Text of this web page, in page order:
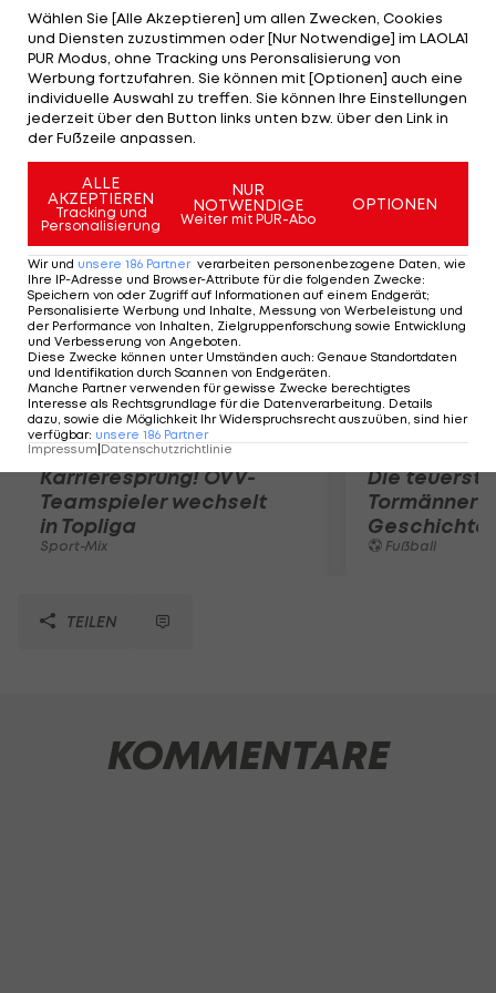
Duo setzt sich mit 6:4, 6:7 (10), 6:4, 6:3 durch. Im
Endspiel des bedeutendsten Rasenturniers der
Welt bekommen sie es mit Jonathan Marray und
Frederik Nielsen zu tun, die überraschend die
Bryan-Zwillinge Bob und Mike 6:4, 7:6 (9), 6:7 (4), 7:6
(5) bezwingen.
Mehr zum Thema
Karrieresprung! ÖVV-
Teamspieler wechselt
in Topliga
Sport-Mix
Die
Tormänner
Geschichte
Fußball
TEILEN
KOMMENTARE
Wählen Sie [Alle Akzeptieren] um allen Zwecken, Cookies
und Diensten zuzustimmen oder [Nur Notwendige] im LAOLA1
PUR Modus, ohne Tracking uns Peronsalisierung von
Werbung fortzufahren. Sie können mit [Optionen] auch eine
individuelle Auswahl zu treffen. Sie können Ihre Einstellungen
jederzeit über den Button links unten bzw. über den Link in
der Fußzeile anpassen.
ALLE
AKZEPTIEREN
Tracking und
Personalisierung
NUR
NOTWENDIGE
Weiter mit PUR-Abo
OPTIONEN
Wir und unsere 186 Partner verarbeiten personenbezogene Daten, wie
Ihre IP-Adresse und Browser-Attribute für die folgenden Zwecke:
Speichern von oder Zugriff auf Informationen auf einem Endgerät;
Personalisierte Werbung und Inhalte, Messung von Werbeleistung und
der Performance von Inhalten, Zielgruppenforschung sowie Entwicklung
und Verbesserung von Angeboten.
Diese Zwecke können unter Umständen auch: Genaue Standortdaten
und Identifikation durch Scannen von Endgeräten.
Manche Partner verwenden für gewisse Zwecke berechtigtes
Interesse als Rechtsgrundlage für die Datenverarbeitung. Details
dazu, sowie die Möglichkeit Ihr Widerspruchsrecht auszuüben, sind hier
verfügbar: unsere 186 Partner
Impressum Datenschutzrichtlinie